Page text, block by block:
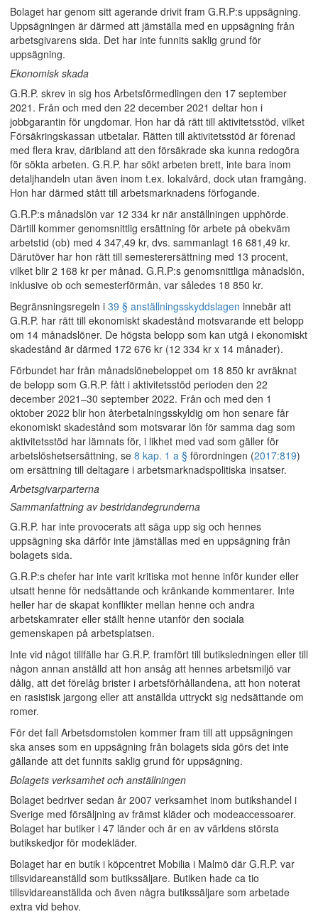
Bolaget har genom sitt agerande drivit fram G.R.P:s uppsägning.
Uppsägningen är därmed att jämställa med en uppsägning från
arbetsgivarens sida. Det har inte funnits saklig grund för
uppsägning.
Ekonomisk skada
G.R.P. skrev in sig hos Arbetsförmedlingen den 17 september
2021. Från och med den 22 december 2021 deltar hon i
jobbgarantin för ungdomar. Hon har då rätt till aktivitetsstöd, vilket
Försäkringskassan utbetalar. Rätten till aktivitetsstöd är förenad
med flera krav, däribland att den försäkrade ska kunna redogöra
för sökta arbeten. G.R.P. har sökt arbeten brett, inte bara inom
detaljhandeln utan även inom t.ex. lokalvård, dock utan framgång.
Hon har därmed stått till arbetsmarknadens förfogande.
G.R.P:s månadslön var 12 334 kr när anställningen upphörde.
Därtill kommer genomsnittlig ersättning för arbete på obekväm
arbetstid (ob) med 4 347,49 kr, dvs. sammanlagt 16 681,49 kr.
Därutöver har hon rätt till semesterersättning med 13 procent,
vilket blir 2 168 kr per månad. G.R.P:s genomsnittliga månadslön,
inklusive ob och semesterförmån, var således 18 850 kr.
Begränsningsregeln i 39 § anställningsskyddslagen innebär att
G.R.P. har rätt till ekonomiskt skadestånd motsvarande ett belopp
om 14 månadslöner. De högsta belopp som kan utgå i ekonomiskt
skadestånd är därmed 172 676 kr (12 334 kr x 14 månader).
Förbundet har från månadslönebeloppet om 18 850 kr avräknat
de belopp som G.R.P. fått i aktivitetsstöd perioden den 22
december 2021–30 september 2022. Från och med den 1
oktober 2022 blir hon återbetalningsskyldig om hon senare får
ekonomiskt skadestånd som motsvarar lön för samma dag som
aktivitetsstöd har lämnats för, i likhet med vad som gäller för
arbetslöshetsersättning, se 8 kap. 1 a § förordningen (2017:819)
om ersättning till deltagare i arbetsmarknadspolitiska insatser.
Arbetsgivarparterna
Sammanfattning av bestridandegrunderna
G.R.P. har inte provocerats att säga upp sig och hennes
uppsägning ska därför inte jämställas med en uppsägning från
bolagets sida.
G.R.P:s chefer har inte varit kritiska mot henne inför kunder eller
utsatt henne för nedsättande och kränkande kommentarer. Inte
heller har de skapat konflikter mellan henne och andra
arbetskamrater eller ställt henne utanför den sociala
gemenskapen på arbetsplatsen.
Inte vid något tillfälle har G.R.P. framfört till butiksledningen eller till
någon annan anställd att hon ansåg att hennes arbetsmiljö var
dålig, att det förelåg brister i arbetsförhållandena, att hon noterat
en rasistisk jargong eller att anställda uttryckt sig nedsättande om
romer.
För det fall Arbetsdomstolen kommer fram till att uppsägningen
ska anses som en uppsägning från bolagets sida görs det inte
gällande att det funnits saklig grund för uppsägning.
Bolagets verksamhet och anställningen
Bolaget bedriver sedan år 2007 verksamhet inom butikshandel i
Sverige med försäljning av främst kläder och modeaccessoarer.
Bolaget har butiker i 47 länder och är en av världens största
butikskedjor för modekläder.
Bolaget har en butik i köpcentret Mobilia i Malmö där G.R.P. var
tillsvidareanställd som butikssäljare. Butiken hade ca tio
tillsvidareanställda och även några butikssäljare som arbetade
extra vid behov.